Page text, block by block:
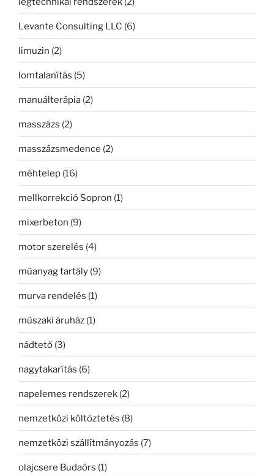
Levante Consulting LLC (6)
limuzin (2)
lomtalanítás (5)
manuálterápia (2)
masszázs (2)
masszázsmedence (2)
méhtelep (16)
mellkorrekció Sopron (1)
mixerbeton (9)
motor szerelés (4)
műanyag tartály (9)
murva rendelés (1)
műszaki áruház (1)
nádtető (3)
nagytakarítás (6)
napelemes rendszerek (2)
nemzetközi költöztetés (8)
nemzetközi szállítmányozás (7)
olajcsere Budaörs (1)